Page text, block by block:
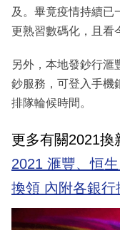
及。畢竟疫情持續已
更熟習數碼化，且看
另外，本地發鈔行滙
鈔服務，可登入手機
排隊輪候時間。
更多有關2021換
2021 滙豐、恒
換領 內附各銀行